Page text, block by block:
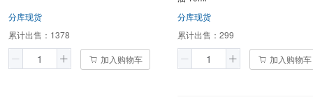
分库现货
累计出售： 1378
加入购物车
分库现货
累计出售： 299
加入购物车